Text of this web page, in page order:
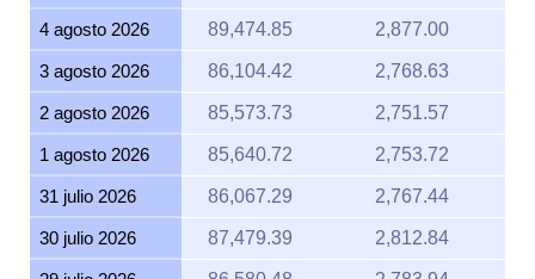
4 agosto 2026 89,474.85 2,877.00
3 agosto 2026 86,104.42 2,768.63
2 agosto 2026 85,573.73 2,751.57
1 agosto 2026 85,640.72 2,753.72
31 julio 2026 86,067.29 2,767.44
30 julio 2026 87,479.39 2,812.84